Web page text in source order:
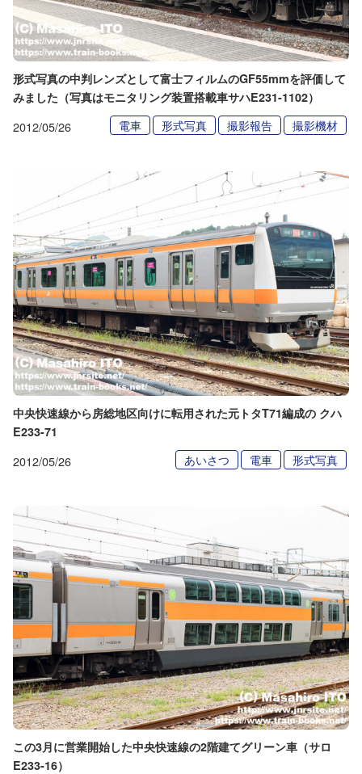
形式写真の中判レンズとして富士フィルムのGF55mmを評価して
みました（写真はモニタリング装置搭載車サハE231-1102）
2012/05/26 電車 形式写真 撮影報告 撮影機材
中央快速線から房総地区向けに転用された元トタT71編成の クハ
E233-71
2012/05/26 あいさつ 電車 形式写真
この3月に営業開始した中央快速線の2階建てグリーン車（サロ
E233-16）